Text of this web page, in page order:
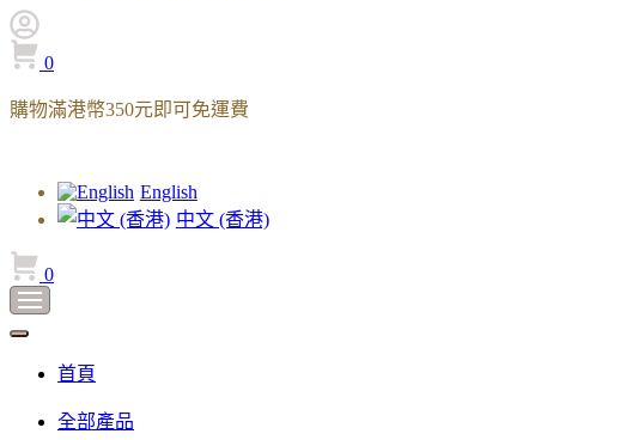
0
購物滿港幣350元即可免運費
English
中文 (香港)
0
首頁
全部產品